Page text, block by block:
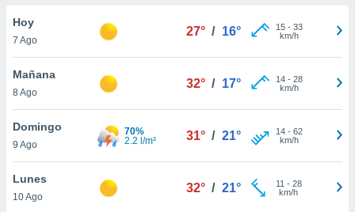
en
y
Hoy
7 Ago
27° / 16° 15- 33
km/h
Mañana
8 Ago
32° / 17° 14- 28
km/h
Domingo
9 Ago
70%
2.2 l/m²
31° / 21° 14- 62
km/h
Lunes
10 Ago
32° / 21° 11 - 28
km/h